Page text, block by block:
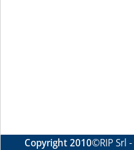
Copyright 2010©RIP Srl -